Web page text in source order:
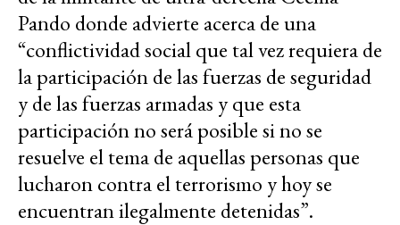
Pando donde advierte acerca de una
“conflictividad social que tal vez requiera de
la participación de las fuerzas de seguridad
y de las fuerzas armadas y que esta
participación no será posible si no se
resuelve el tema de aquellas personas que
lucharon contra el terrorismo y hoy se
encuentran ilegalmente detenidas”.